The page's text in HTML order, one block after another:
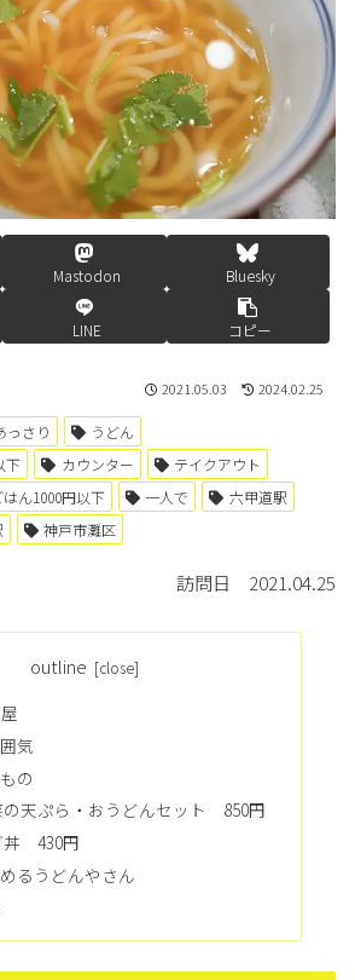
Mastodon Bluesky
LINE コピー
2021.05.03 2024.02.25
っさり
うどん
下
カウンター
テイクアウト
ん1000円以下 一人で
六甲道駅
神戸市灘区
訪問日 2021.04.25
outline
気
の
の天ぷら・おうどんセット 850円
丼 430円
るうどんやさん